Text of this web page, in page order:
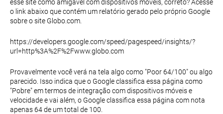
esse site como amigável com dispositivos móveis, correto? Acesse
o link abaixo que contém um relatório gerado pelo próprio Google
sobre o site Globo.com.
https://developers.google.com/speed/pagespeed/insights/?
url=http%3A%2F%2Fwww.globo.com
Provavelmente você verá na tela algo como "Poor 64/100" ou algo
parecido. Isso indica que o Google classifica essa página como
"Pobre" em termos de integração com dispositivos móveis e
velocidade e vai além, o Google classifica essa página com nota
apenas 64 de um total de 100.